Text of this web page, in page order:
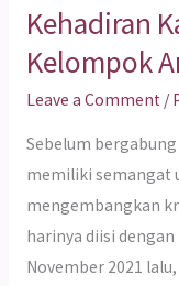
Kehadiran
Kelompok
Leave a Comment /
Sebelum
memiliki semangat
mengembangkan
harinya diisi dengan
November 2021